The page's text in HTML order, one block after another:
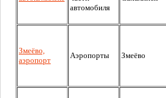
автомобиля
Змеёво,
аэропорт
Аэропорты Змеёво